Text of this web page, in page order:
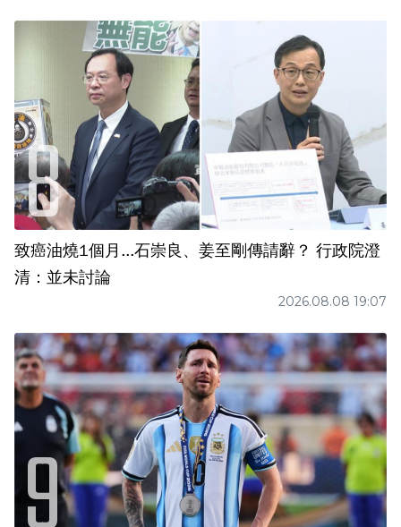
致癌油燒1個月...石崇良、姜至剛傳請辭？ 行政院澄
清：並未討論
2026.08.08 19:07